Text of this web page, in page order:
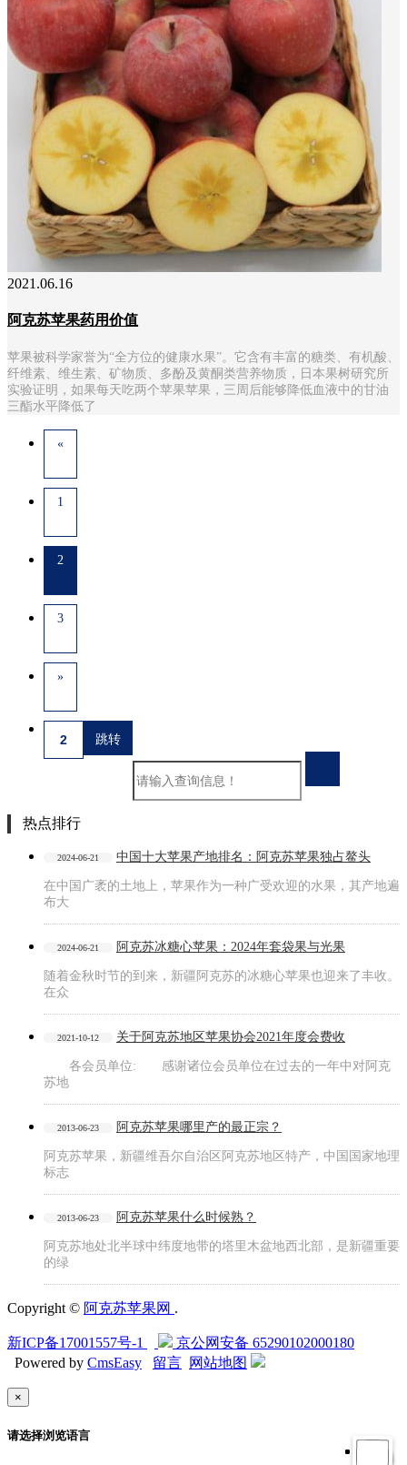
2021.06.16
阿克苏苹果药用价值
苹果被科学家誉为“全方位的健康水果”。它含有丰富的糖类、有机酸、
纤维素、维生素、矿物质、多酚及黄酮类营养物质，日本果树研究所
实验证明，如果每天吃两个苹果苹果，三周后能够降低血液中的甘油
三酯水平降低了
«
1
2
3
»
热点排行
2024-06-21 中国十大苹果产地排名：阿克苏苹果独占鳌头
在中国广袤的土地上，苹果作为一种广受欢迎的水果，其产地遍
布大
2024-06-21 阿克苏冰糖心苹果：2024年套袋果与光果
随着金秋时节的到来，新疆阿克苏的冰糖心苹果也迎来了丰收。
在众
2021-10-12 关于阿克苏地区苹果协会2021年度会费收
各会员单位: 感谢诸位会员单位在过去的一年中对阿克
苏地
2013-06-23 阿克苏苹果哪里产的最正宗？
阿克苏苹果，新疆维吾尔自治区阿克苏地区特产，中国国家地理
标志
2013-06-23 阿克苏苹果什么时候熟？
阿克苏地处北半球中纬度地带的塔里木盆地西北部，是新疆重要
的绿
Copyright © 阿克苏苹果网 .
新ICP备17001557号-1 京公网安备 65290102000180
Powered by CmsEasy 留言 网站地图
×
请选择浏览语言